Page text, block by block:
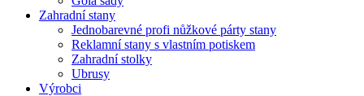
Zahradní stany
Jednobarevné profi nůžkové párty stany
Reklamní stany s vlastním potiskem
Zahradní stolky
Ubrusy
Výrobci